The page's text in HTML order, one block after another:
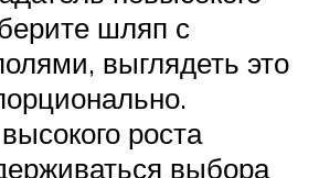
шляп с
выглядеть это
роста
выбора